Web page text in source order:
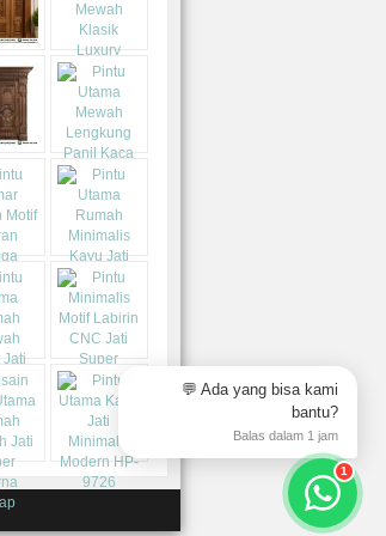
💬 Ada yang bisa kami
bantu?
Balas dalam 1 jam
1